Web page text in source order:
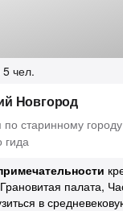
чел.
Новгород
по старинному
гида
палата,
в